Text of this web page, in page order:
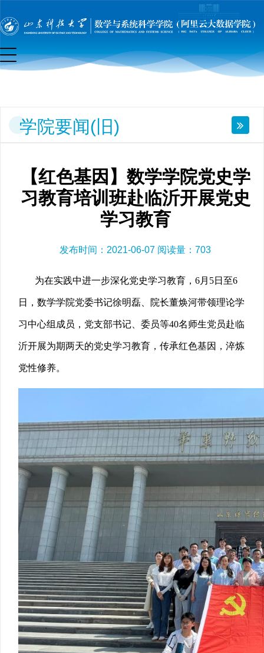
要
(旧)
学院要闻(旧)
【红色基因】数学学院党史学
习教育培训班赴临沂开展党史
学习教育
发布时间：2021-06-07 阅读量： 703
为在实践中进一步深化党史学习教育，6月5日至6
日，数学学院党委书记徐明磊、院长董焕河带领理论学
习中心组成员，党支部书记、委员等40名师生党员赴临
沂开展为期两天的党史学习教育，传承红色基因，淬炼
党性修养。